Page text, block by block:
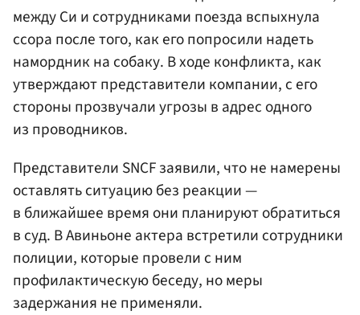
между Си и сотрудниками поезда вспыхнула
ссора после того, как его попросили надеть
намордник на собаку. В ходе конфликта, как
утверждают представители компании, с его
стороны прозвучали угрозы в адрес одного
из проводников.
Представители SNCF заявили, что не намерены
оставлять ситуацию без реакции —
в ближайшее время они планируют обратиться
в суд. В Авиньоне актера встретили сотрудники
полиции, которые провели с ним
профилактическую беседу, но меры
задержания не применяли.